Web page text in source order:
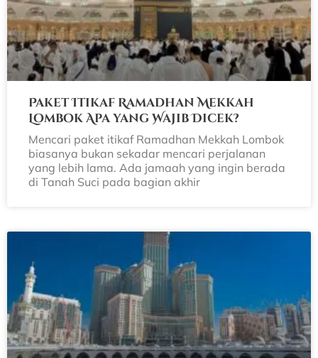
Paket Itikaf Ramadhan Mekkah
Lombok Apa yang Wajib Dicek?
Mencari paket itikaf Ramadhan Mekkah Lombok
biasanya bukan sekadar mencari perjalanan
yang lebih lama. Ada jamaah yang ingin berada
di Tanah Suci pada bagian akhir